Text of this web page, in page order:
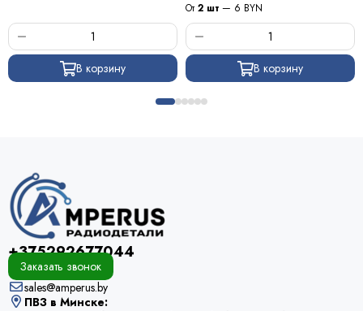
В корзину
От2 шт — 6 BYN
В корзину
+375292677044
Заказать звонок
sales@amperus.by
ПВЗ в Минске: